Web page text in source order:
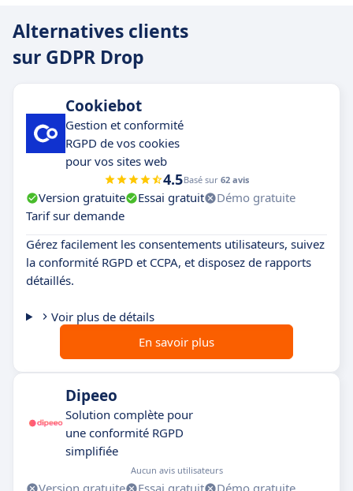
Alternatives clients
sur GDPR Drop
Cookiebot
Gestion et conformité
RGPD de vos cookies
pour vos sites web
4.5Basé sur 62 avis
Version gratuite Essai gratuit
Démo gratuite
Tarif sur demande
Gérez facilement les consentements utilisateurs, suivez
la conformité RGPD et CCPA, et disposez de rapports
détaillés.
Voir plus de détails
En savoir plus
Dipeeo
Solution complète pour
une conformité RGPD
simplifiée
Aucun avis utilisateurs